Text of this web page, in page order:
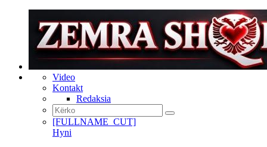
Video
Kontakt
Redaksia
[FULLNAME_CUT]
Hyni